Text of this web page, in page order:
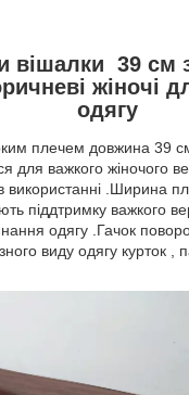
вішалки 39 см
жіночі
одягу
плечем довжина 39
для важкого жіночого
використанні .Ширина
піддтримку важкого
одягу .Гачок
виду одягу курток ,